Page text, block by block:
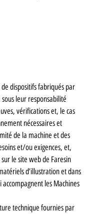
dispositifs fabriqués par
leur responsabilité
vérifications et, le cas
nécessaires et
de la machine et des
et/ou exigences, et,
le site web de Faresin
d’illustration et dans
les Machines
technique fournies par